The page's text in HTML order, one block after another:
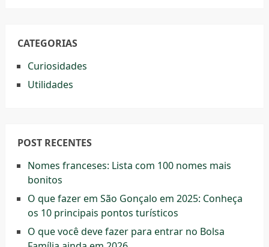
CATEGORIAS
Curiosidades
Utilidades
POST RECENTES
Nomes franceses: Lista com 100 nomes mais
bonitos
O que fazer em São Gonçalo em 2025: Conheça
os 10 principais pontos turísticos
O que você deve fazer para entrar no Bolsa